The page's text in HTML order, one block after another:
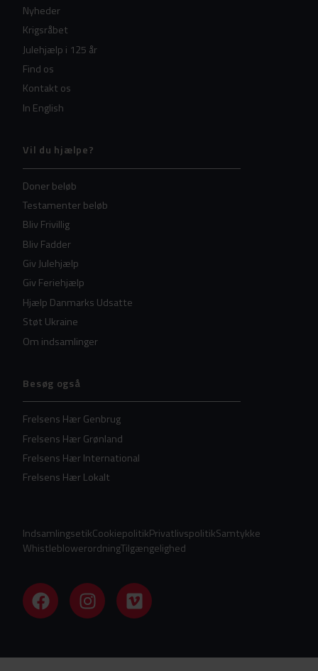
Nyheder
Krigsråbet
Julehjælp i 125 år
Find os
Kontakt os
In English
Vil du hjælpe?
Doner beløb
Testamenter beløb
Bliv Frivillig
Bliv Fadder
Giv Julehjælp
Giv Feriehjælp
Hjælp Danmarks Udsatte
Støt Ukraine
Om indsamlinger
Besøg også
Frelsens Hær Genbrug
Frelsens Hær Grønland
Frelsens Hær International
Frelsens Hær Lokalt
IndsamlingsetikCookiepolitikPrivatlivspolitikSamtykke
WhistleblowerordningTilgængelighed